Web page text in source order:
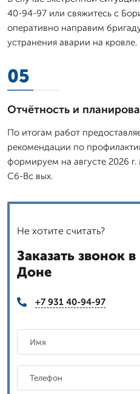
40-94-97 или свяжитесь с
оперативно направим
устранения аварии на кровле.
05
Отчётность и
По итогам работ
рекомендации по
формируем на августе 2026
Сб-Вс вых.
Не хотите считать?
Заказать звонок
Доне
+7 931 40-94-97